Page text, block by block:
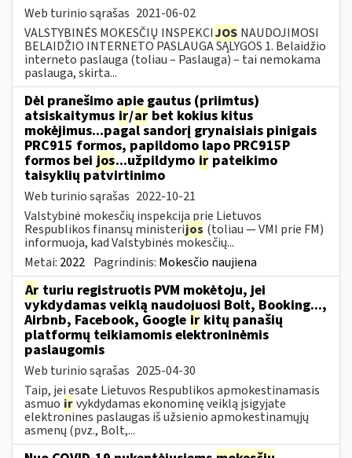
Web turinio sąrašas 2021-06-02
VALSTYBINĖS MOKESČIŲ INSPEKCIJOS NAUDOJIMOSI
BELAIDŽIO INTERNETO PASLAUGA SĄLYGOS 1. Belaidžio
interneto paslauga (toliau – Paslauga) – tai nemokama
paslauga, skirta...
Dėl pranešimo apie gautus (priimtus)
atsiskaitymus ir/ar bet kokius kitus
mokėjimus...pagal sandorį grynaisiais pinigais
PRC915 formos, papildomo lapo PRC915P
formos bei jos...užpildymo ir pateikimo
taisyklių patvirtinimo
Web turinio sąrašas 2022-10-21
Valstybinė mokesčių inspekcija prie Lietuvos
Respublikos finansų ministerijos (toliau ― VMI prie FM)
informuoja, kad Valstybinės mokesčių...
Metai: 2022 Pagrindinis: Mokesčio naujiena
Ar turiu registruotis PVM mokėtoju, jei
vykdydamas veiklą naudojuosi Bolt, Booking...,
Airbnb, Facebook, Google ir kitų panašių
platformų teikiamomis elektroninėmis
paslaugomis
Web turinio sąrašas 2025-04-30
Taip, jei esate Lietuvos Respublikos apmokestinamasis
asmuo irvykdydamas ekonominę veiklą įsigyjate
elektronines paslaugas iš užsienio apmokestinamųjų
asmenų (pvz., Bolt,...